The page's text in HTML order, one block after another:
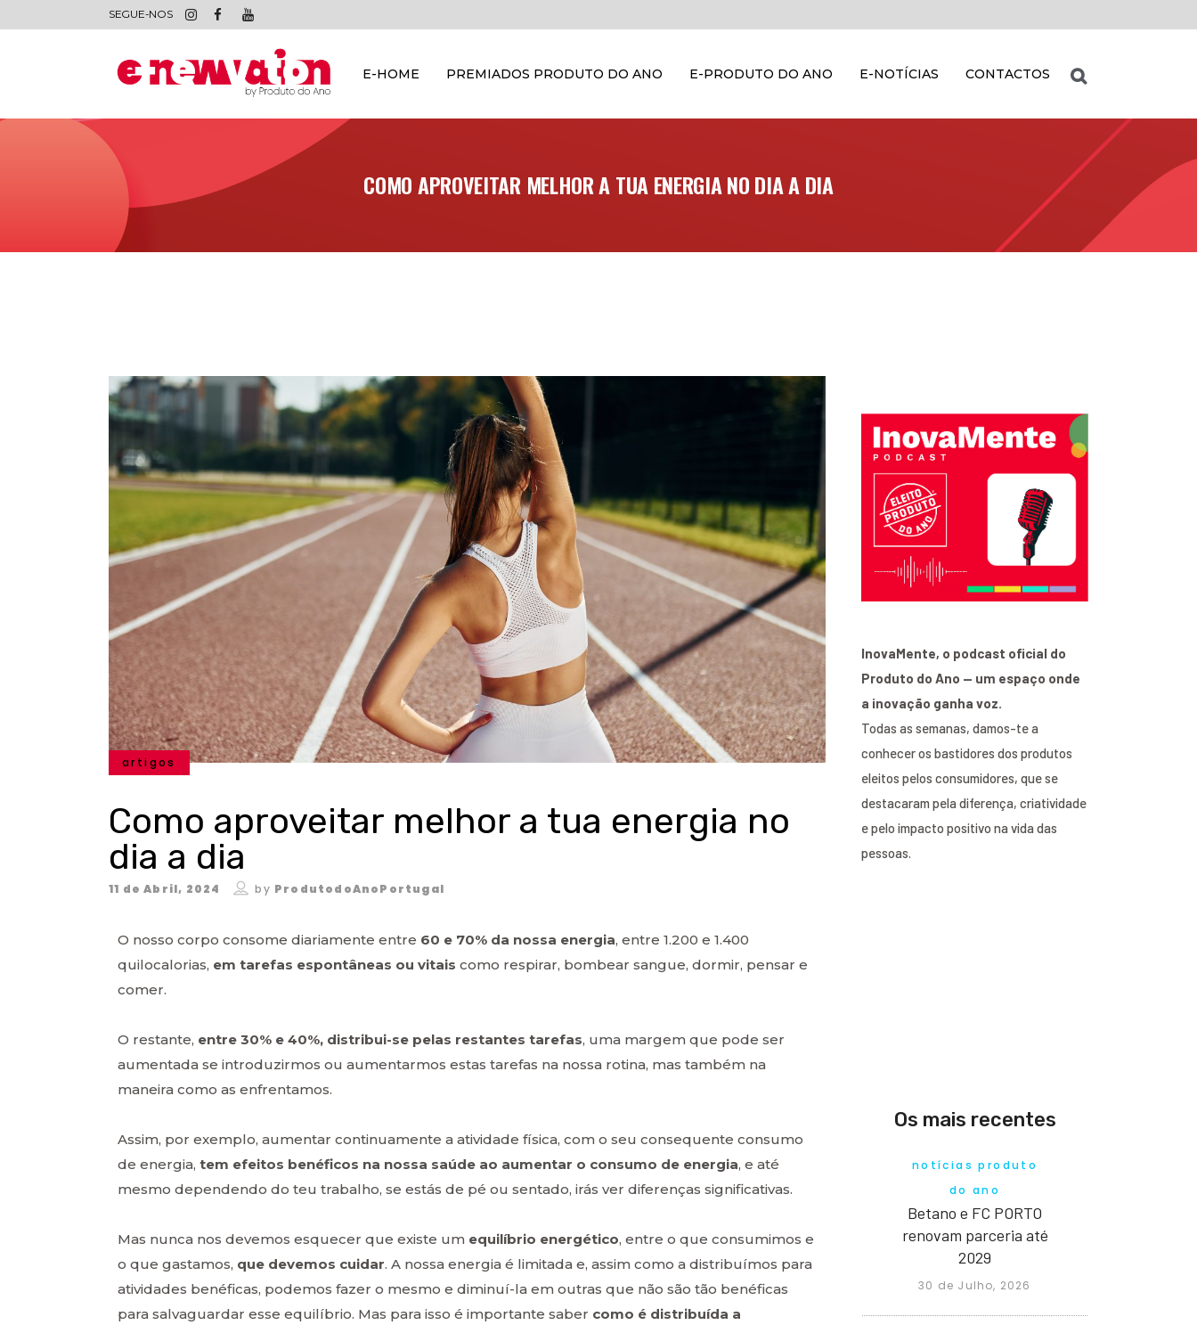
SEGUE-NOS
E-HOME PREMIADOS PRODUTO DO ANO E-PRODUTO DO ANO E-NOTÍCIAS CONTACTOS
COMO APROVEITAR MELHOR A TUA ENERGIA NO DIA A DIA
artigos
Como aproveitar melhor a tua energia no
dia a dia
11 de Abril, 2024 by ProdutodoAnoPortugal
O nosso corpo consome diariamente entre 60 e 70% da nossa energia, entre 1.200 e 1.400
quilocalorias, em tarefas espontâneas ou vitais como respirar, bombear sangue, dormir, pensar e
comer.
O restante, entre 30% e 40%, distribui-se pelas restantes tarefas, uma margem que pode ser
aumentada se introduzirmos ou aumentarmos estas tarefas na nossa rotina, mas também na
maneira como as enfrentamos.
Assim, por exemplo, aumentar continuamente a atividade física, com o seu consequente consumo
de energia, tem efeitos benéficos na nossa saúde ao aumentar o consumo de energia, e até
mesmo dependendo do teu trabalho, se estás de pé ou sentado, irás ver diferenças significativas.
Mas nunca nos devemos esquecer que existe um equilíbrio energético, entre o que consumimos e
o que gastamos, que devemos cuidar. A nossa energia é limitada e, assim como a distribuímos para
atividades benéficas, podemos fazer o mesmo e diminuí-la em outras que não são tão benéficas
para salvaguardar esse equilíbrio. Mas para isso é importante saber como é distribuída a
InovaMente, o podcast oficial do
Produto do Ano — um espaço onde
a inovação ganha voz.
Todas as semanas, damos-te a
conhecer os bastidores dos produtos
eleitos pelos consumidores, que se
destacaram pela diferença, criatividade
e pelo impacto positivo na vida das
pessoas.
Os mais recentes
notícias produto
do ano
Betano e FC PORTO
renovam parceria até
2029
30 de Julho, 2026